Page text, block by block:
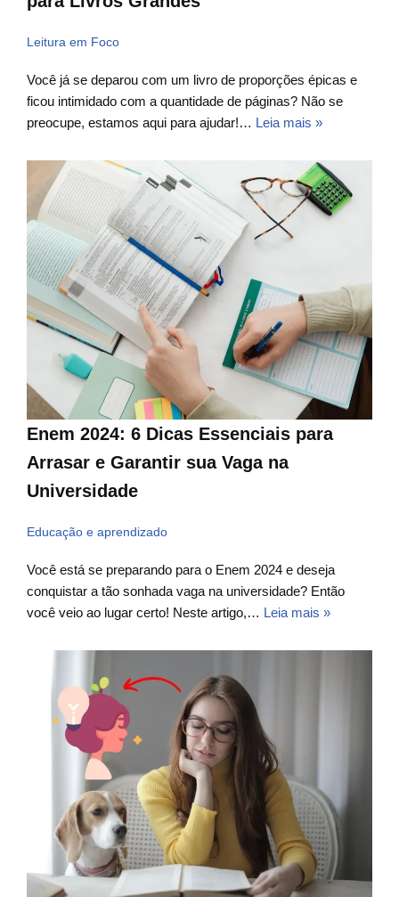
Leitura em Foco
Você já se deparou com um livro de proporções épicas e
ficou intimidado com a quantidade de páginas? Não se
preocupe, estamos aqui para ajudar!… Leia mais »
Enem 2024: 6 Dicas Essenciais para
Arrasar e Garantir sua Vaga na
Universidade
Educação e aprendizado
Você está se preparando para o Enem 2024 e deseja
conquistar a tão sonhada vaga na universidade? Então
você veio ao lugar certo! Neste artigo,… Leia mais »